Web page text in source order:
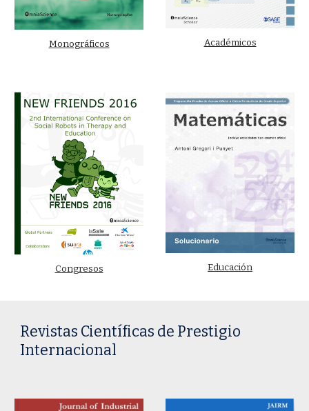
Monográficos Académicos
Congresos Educación
Revistas Científicas de Prestigio
Internacional